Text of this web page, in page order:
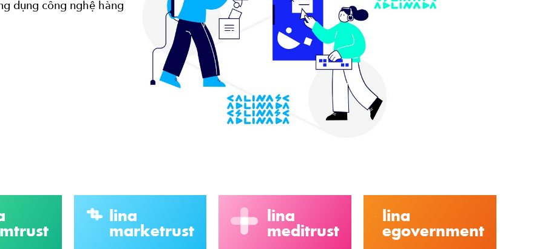
dụng công nghệ hàng
lina
marketrust
lina
meditrust
lina
egovernment